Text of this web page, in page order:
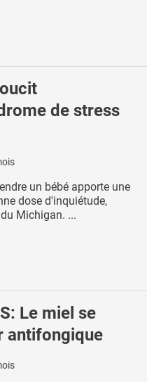
de stress
un bébé apporte une
dose d'inquiétude,
Michigan. ...
Le miel se
antifongique